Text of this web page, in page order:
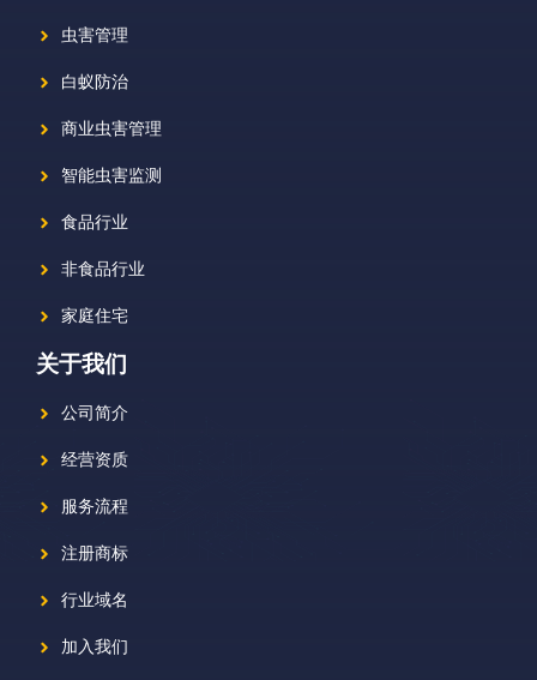
虫害管理
白蚁防治
商业虫害管理
智能虫害监测
食品行业
非食品行业
家庭住宅
关于我们
公司简介
经营资质
服务流程
注册商标
行业域名
加入我们